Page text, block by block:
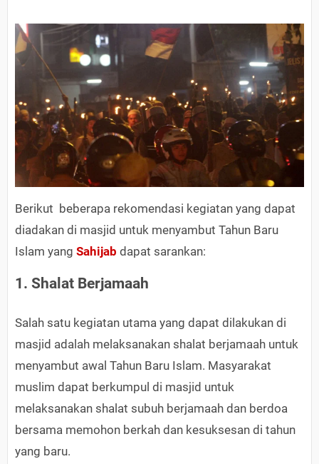
Berikut beberapa rekomendasi kegiatan yang dapat
diadakan di masjid untuk menyambut Tahun Baru
Islam yang Sahijab dapat sarankan:
1. Shalat Berjamaah
Salah satu kegiatan utama yang dapat dilakukan di
masjid adalah melaksanakan shalat berjamaah untuk
menyambut awal Tahun Baru Islam. Masyarakat
muslim dapat berkumpul di masjid untuk
melaksanakan shalat subuh berjamaah dan berdoa
bersama memohon berkah dan kesuksesan di tahun
yang baru.